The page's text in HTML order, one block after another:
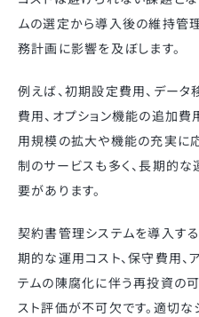
ムの選定から導入後の維持管
務計画に影響を及ぼします。
例えば、初期設定費用、データ
費用、オプション機能の追加費
用規模の拡大や機能の充実に
制のサービスも多く、長期的
要があります。
契約書管理システムを導入す
期的な運用コスト、保守費用、
テムの陳腐化に伴う再投資の
スト評価が不可欠です。適切な